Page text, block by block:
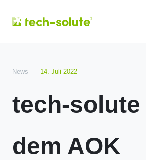
News 14. Juli 2022
tech-solute
dem AOK